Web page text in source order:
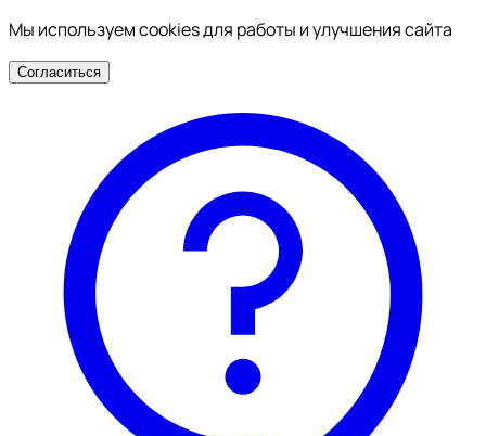
Мы используем cookies для работы и улучшения сайта
Согласиться